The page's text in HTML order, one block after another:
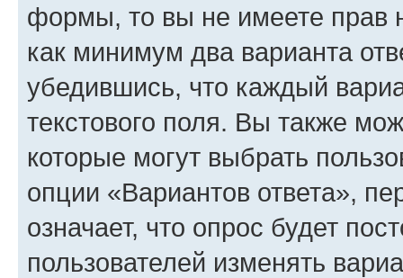
формы, то вы не имеете прав
как минимум два варианта
убедившись, что каждый
текстового поля. Вы также
которые могут выбрать
опции «Вариантов ответа»,
означает, что опрос будет
пользователей изменять